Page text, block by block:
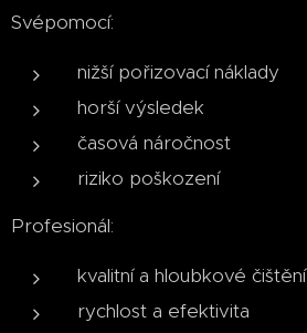
Svépomocí:
nižší pořizovací náklady
horší výsledek
časová náročnost
riziko poškození
Profesionál:
kvalitní a hloubkové čištění
rychlost a efektivita